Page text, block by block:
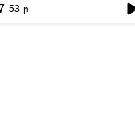
53 ր